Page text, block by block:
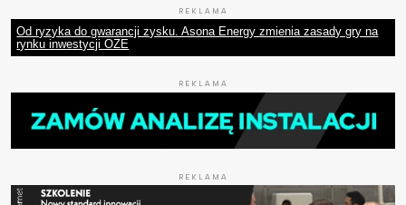
REKLAMA
Od ryzyka do gwarancji zysku. Asona Energy zmienia zasady gry na
rynku inwestycji OZE
REKLAMA
REKLAMA